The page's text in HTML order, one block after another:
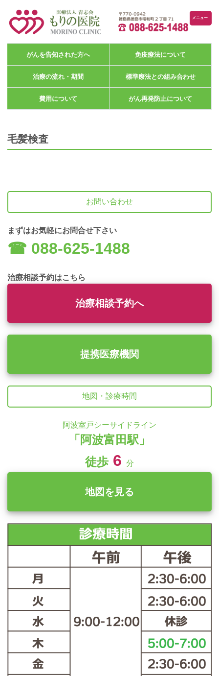
メニュー
がんを告知された方へ 免疫療法について
治療の流れ・期間 標準療法との組み合わせ
費用について がん再発防止について
毛髪検査
お問い合わせ
まずはお気軽にお問合せ下さい
☎︎ 088-625-1488
治療相談予約はこちら
治療相談予約へ
提携医療機関
地図・診療時間
阿波室戸シーサイドライン
「阿波富田駅」
徒歩 6 分
地図を見る